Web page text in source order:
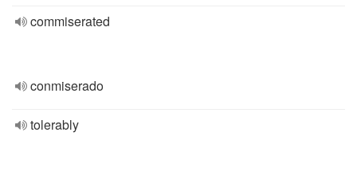
commiserated
conmiserado
tolerably